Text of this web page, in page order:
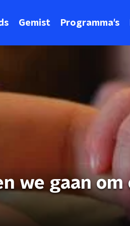
Gemist Programma's
we gaan